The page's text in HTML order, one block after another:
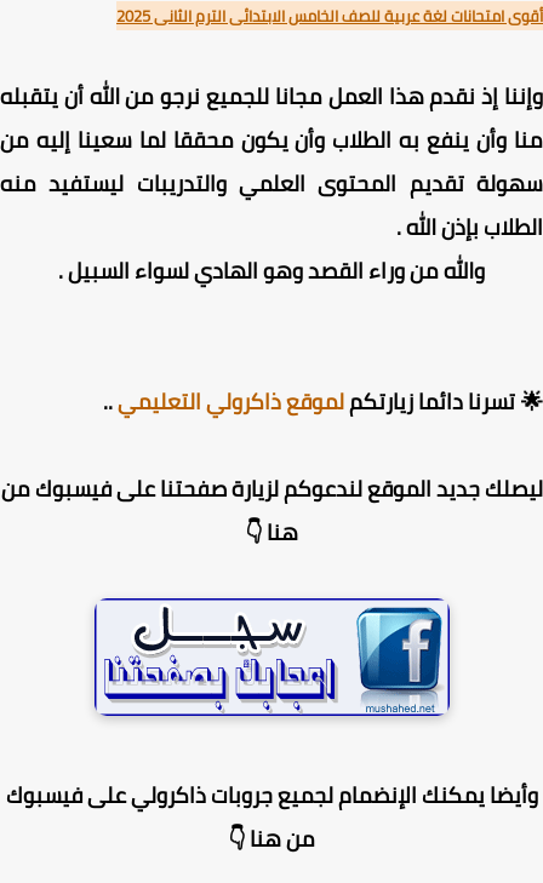
امتحانات لغة عربية للصف الخامس الابتدائى الترم الثانى 2025
إذ نقدم هذا العمل مجانا للجميع نرجو من الله أن يتقبله
وأن ينفع به الطلاب وأن يكون محققا لما سعينا إليه من
تقديم المحتوى العلمي والتدريبات ليستفيد منه
بإذن الله .
والله من وراء القصد وهو الهادي لسواء السبيل .
تسرنا دائما زيارتكملموقع ذاكرولي التعليمي..
جديد الموقع لندعوكم لزيارة صفحتنا على فيسبوك من
هنا 👇
يمكنك الإنضمام لجميع جروبات ذاكرولي على فيسبوك
من هنا 👇